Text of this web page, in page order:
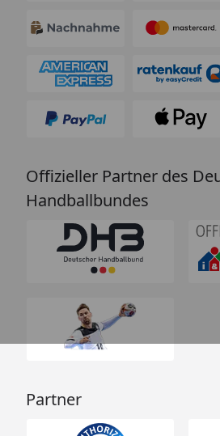
Offizieller Partner des
Handballbundes
Partner